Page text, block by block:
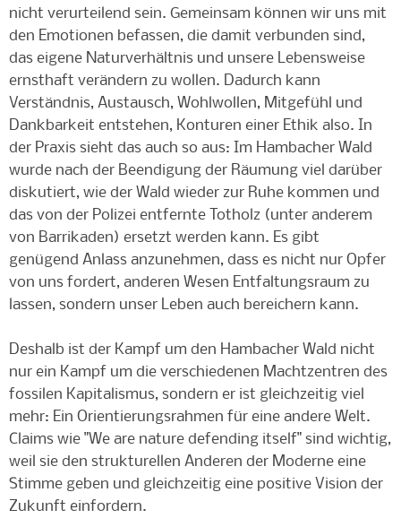
nicht verurteilend sein. Gemeinsam können wir uns mit
den Emotionen befassen, die damit verbunden sind,
das eigene Naturverhältnis und unsere Lebensweise
ernsthaft verändern zu wollen. Dadurch kann
Verständnis, Austausch, Wohlwollen, Mitgefühl und
Dankbarkeit entstehen, Konturen einer Ethik also. In
der Praxis sieht das auch so aus: Im Hambacher Wald
wurde nach der Beendigung der Räumung viel darüber
diskutiert, wie der Wald wieder zur Ruhe kommen und
das von der Polizei entfernte Totholz (unter anderem
von Barrikaden) ersetzt werden kann. Es gibt
genügend Anlass anzunehmen, dass es nicht nur Opfer
von uns fordert, anderen Wesen Entfaltungsraum zu
lassen, sondern unser Leben auch bereichern kann.
Deshalb ist der Kampf um den Hambacher Wald nicht
nur ein Kampf um die verschiedenen Machtzentren des
fossilen Kapitalismus, sondern er ist gleichzeitig viel
mehr: Ein Orientierungsrahmen für eine andere Welt.
Claims wie "We are nature defending itself" sind wichtig,
weil sie den strukturellen Anderen der Moderne eine
Stimme geben und gleichzeitig eine positive Vision der
Zukunft einfordern.